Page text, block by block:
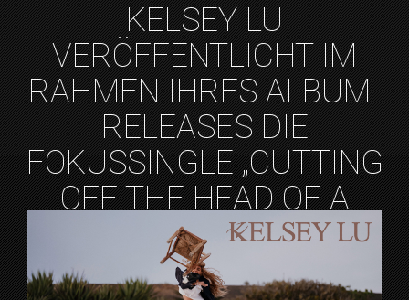
KELSEY LU
VERÖFFENTLICHT IM
RAHMEN IHRES ALBUM-
RELEASES DIE
FOKUSSINGLE „CUTTING
OFF THE HEAD OF A
GHOST“
X